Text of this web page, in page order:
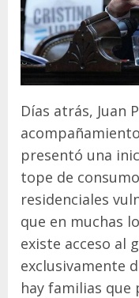
Días atrás, Juan
presentó una
tope de
residenciales
que en muchas
existe acceso al
exclusivamente
hay familias